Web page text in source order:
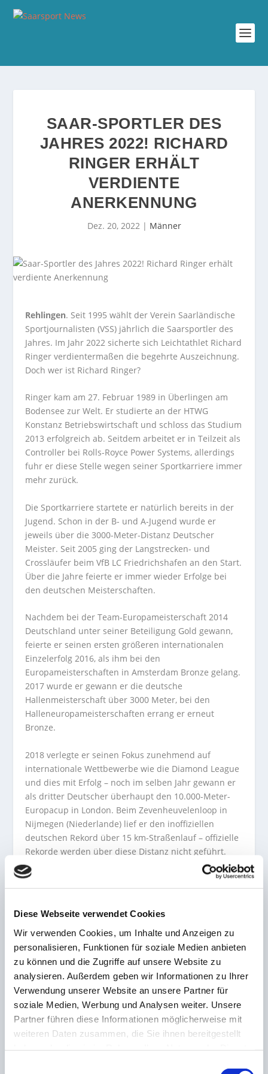
Diese Webseite verwendet Cookies
Wir verwenden Cookies, um Inhalte und Anzeigen zu
personalisieren, Funktionen für soziale Medien anbieten
zu können und die Zugriffe auf unsere Website zu
analysieren. Außerdem geben wir Informationen zu Ihrer
Verwendung unserer Website an unsere Partner für
soziale Medien, Werbung und Analysen weiter. Unsere
Partner führen diese Informationen möglicherweise mit
weiteren Daten zusammen, die Sie ihnen bereitgestellt
SAAR-SPORTLER DES
JAHRES 2022! RICHARD
RINGER ERHÄLT
VERDIENTE
ANERKENNUNG
Dez. 20, 2022| Männer
Rehlingen. Seit 1995 wählt der Verein Saarländische
Sportjournalisten (VSS) jährlich die Saarsportler des
Jahres. Im Jahr 2022 sicherte sich Leichtathlet Richard
Ringer verdientermaßen die begehrte Auszeichnung.
Doch wer ist Richard Ringer?
Ringer kam am 27. Februar 1989 in Überlingen am
Bodensee zur Welt. Er studierte an der HTWG
Konstanz Betriebswirtschaft und schloss das Studium
2013 erfolgreich ab. Seitdem arbeitet er in Teilzeit als
Controller bei Rolls-Royce Power Systems, allerdings
fuhr er diese Stelle wegen seiner Sportkarriere immer
mehr zurück.
Die Sportkarriere startete er natürlich bereits in der
Jugend. Schon in der B- und A-Jugend wurde er
jeweils über die 3000-Meter-Distanz Deutscher
Meister. Seit 2005 ging der Langstrecken- und
Crossläufer beim VfB LC Friedrichshafen an den Start.
Über die Jahre feierte er immer wieder Erfolge bei
den deutschen Meisterschaften.
Nachdem bei der Team-Europameisterschaft 2014
Deutschland unter seiner Beteiligung Gold gewann,
feierte er seinen ersten größeren internationalen
Einzelerfolg 2016, als ihm bei den
Europameisterschaften in Amsterdam Bronze gelang.
2017 wurde er gewann er die deutsche
Hallenmeisterschaft über 3000 Meter, bei den
Halleneuropameisterschaften errang er erneut
Bronze.
2018 verlegte er seinen Fokus zunehmend auf
internationale Wettbewerbe wie die Diamond League
und dies mit Erfolg – noch im selben Jahr gewann er
als dritter Deutscher überhaupt den 10.000-Meter-
Europacup in London. Beim Zevenheuvelenloop in
Nijmegen (Niederlande) lief er den inoffiziellen
deutschen Rekord über 15 km-Straßenlauf – offizielle
Rekorde werden über diese Distanz nicht geführt.
2019 kam der heute 33-Jährige dann ins Saarland, er
wechselte aus Friedrichshafen zum LC Rehlingen. In
bisherigen Karriere: Bei den Marathon-
Europameisterschaften in München gewann er mit
einem grandiosen Schlussspurt überraschend die
Goldmedaille. Dementsprechend hat er sich die
Auszeichnung Saarsportler des Jahres auch mehr als
verdient.
Auch SaarSport News gratuliert Richard Ringer ganz
herzlich zu seiner Auszeichnung und natürlich der